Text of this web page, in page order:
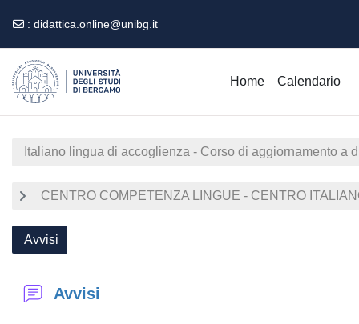
: didattica.online@unibg.it
Home Calendario
Italiano lingua di accoglienza - Corso di aggiornamento a
CENTRO COMPETENZA LINGUE - CENTRO
Avvisi
Avvisi